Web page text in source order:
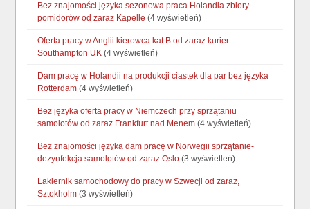
Bez znajomości języka sezonowa praca Holandia zbiory
pomidorów od zaraz Kapelle (4 wyświetleń)
Oferta pracy w Anglii kierowca kat.B od zaraz kurier
Southampton UK (4 wyświetleń)
Dam pracę w Holandii na produkcji ciastek dla par bez języka
Rotterdam (4 wyświetleń)
Bez języka oferta pracy w Niemczech przy sprzątaniu
samolotów od zaraz Frankfurt nad Menem (4 wyświetleń)
Bez znajomości języka dam pracę w Norwegii sprzątanie-
dezynfekcja samolotów od zaraz Oslo (3 wyświetleń)
Lakiernik samochodowy do pracy w Szwecji od zaraz,
Sztokholm (3 wyświetleń)